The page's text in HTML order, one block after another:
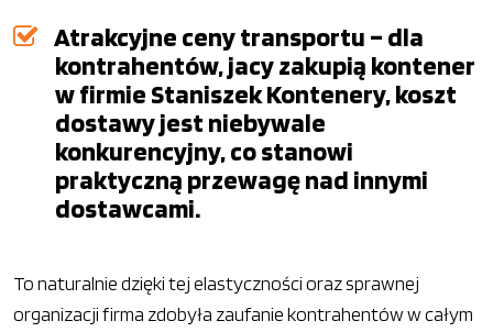
Atrakcyjne ceny transportu – dla
kontrahentów, jacy zakupią kontener
w firmie Staniszek Kontenery, koszt
dostawy jest niebywale
konkurencyjny, co stanowi
praktyczną przewagę nad innymi
dostawcami.
To naturalnie dzięki tej elastyczności oraz sprawnej
organizacji firma zdobyła zaufanie kontrahentów w całym